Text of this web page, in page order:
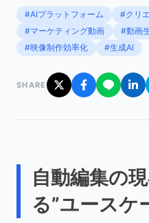
#AIプラットフォーム
#クリ
#マーケティング動画
#動画
#映像制作効率化
#生成AI
SHARE
自動編集の
る”ユースケ